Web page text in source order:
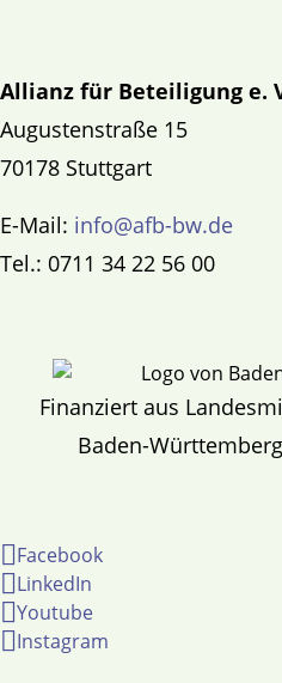
Allianz für Beteiligung e.
Augustenstraße 15
70178 Stuttgart
E-Mail: info@afb-bw.de
Tel.: 0711 34 22 56 00
Finanziert aus
Baden-
Facebook
LinkedIn
Youtube
Instagram